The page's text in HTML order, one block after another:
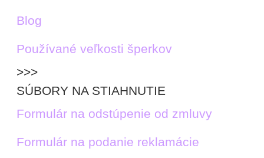
Blog
Používané veľkosti šperkov
>>>
SÚBORY NA STIAHNUTIE
Formulár na odstúpenie od zmluvy
Formulár na podanie reklamácie